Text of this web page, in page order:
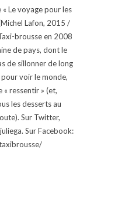
Le voyage pour les
Lafon, 2015 /
brousse en 2008
de pays, dont le
de sillonner de long
voir le monde,
« ressentir » (et,
les desserts au
Sur Twitter,
Sur Facebook: